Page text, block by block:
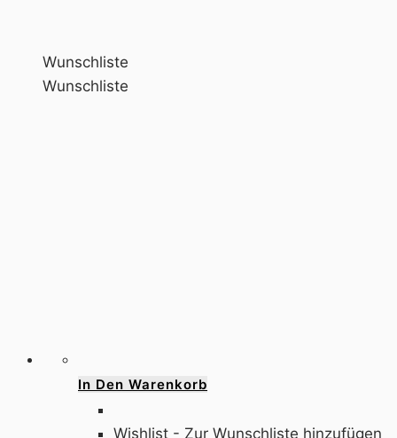
Wunschliste
Wunschliste
In Den Warenkorb
Wishlist - Zur Wunschliste hinzufügen